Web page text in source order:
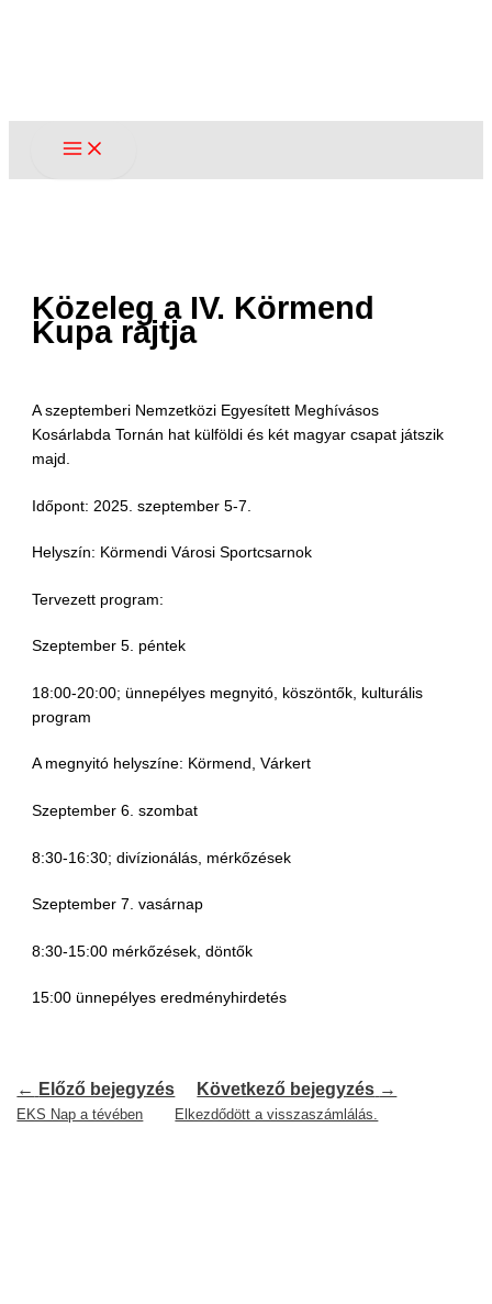
Közeleg a IV. Körmend
Kupa rajtja
A szeptemberi Nemzetközi Egyesített Meghívásos
Kosárlabda Tornán hat külföldi és két magyar csapat játszik
majd.
Időpont: 2025. szeptember 5-7.
Helyszín: Körmendi Városi Sportcsarnok
Tervezett program:
Szeptember 5. péntek
18:00-20:00; ünnepélyes megnyitó, köszöntők, kulturális
program
A megnyitó helyszíne: Körmend, Várkert
Szeptember 6. szombat
8:30-16:30; divízionálás, mérkőzések
Szeptember 7. vasárnap
8:30-15:00 mérkőzések, döntők
15:00 ünnepélyes eredményhirdetés
← Előző bejegyzés
EKS Nap a tévében
Következő bejegyzés →
Elkezdődött a visszaszámlálás.